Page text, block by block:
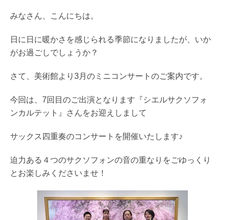
みなさん、こんにちは。
日に日に暖かさを感じられる季節になりましたが、いか
がお過ごしでしょうか？
さて、美術館より3月のミニコンサートのご案内です。
今回は、7回目のご出演となります『シエルサクソフォ
ンカルテット』さんをお迎えしまして
サックス四重奏のコンサートを開催いたします♪
迫力ある４つのサクソフォンの音の重なりをごゆっくり
とお楽しみくださいませ！